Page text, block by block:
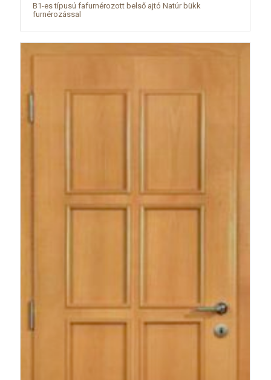
B1-es típusú fafurnérozott belső ajtó Natúr bükk
furnérozással